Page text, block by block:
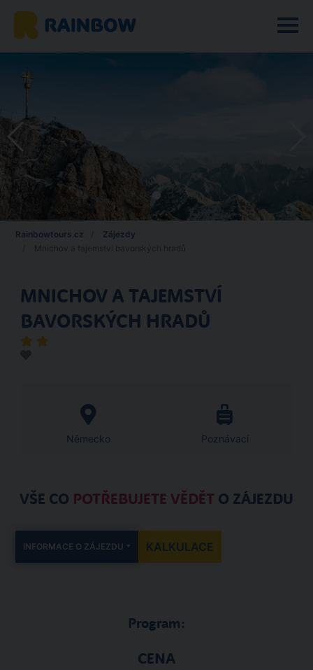
Rainbowtours.cz
Zájezdy
MNICHOV A TAJEMSTVÍ
BAVORSKÝCH HRADŮ
Německo Poznávací
VŠE CO POTŘEBUJETE VĚDĚT O ZÁJEZDU
INFORMACE O ZÁJEZDU KALKULACE
Program:
CENA